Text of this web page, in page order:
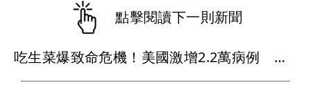
點擊閱讀下一則新聞
吃生菜爆致命危機！美國激增2.2萬病例 寄生蟲污染惹禍（壹蘋10點強打）